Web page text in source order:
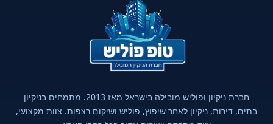
חברת ניקיון ופוליש מובילה בישראל מאז 2013. מתמחים בניקיון
בתים, דירות, ניקיון לאחר שיפוץ, פוליש ושיקום רצפות. צוות מקצועי,